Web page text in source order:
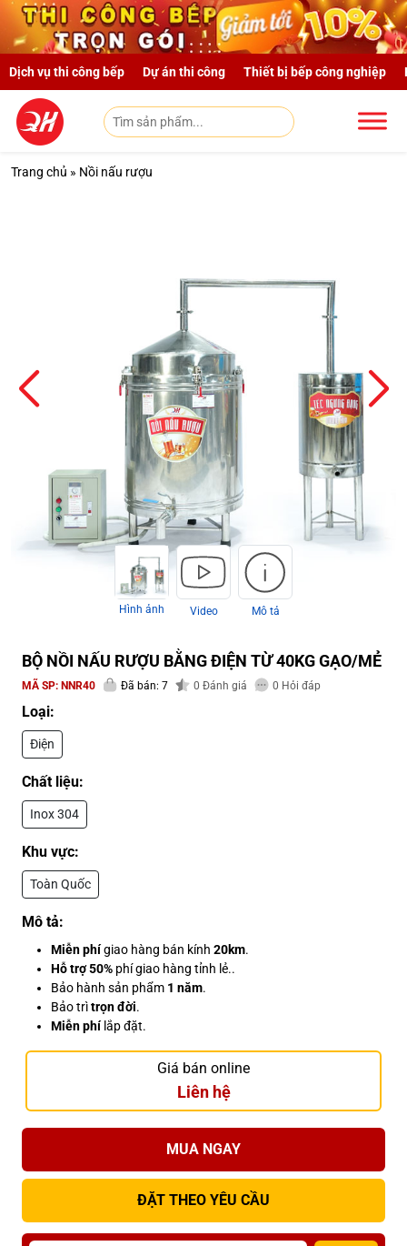
Skip to main content
Dịch vụ thi công bếp Dự án thi công Thiết bị bếp công nghiệp
Trang chủ » Nồi nấu rượu
Hình ảnh Video Mô tả
BỘ NỒI NẤU RƯỢU BẰNG ĐIỆN TỪ 40KG GẠO/MẺ
MÃ SP: NNR40 Đã bán: 7 0 Đánh giá 0 Hỏi đáp
Loại:
Điện
Chất liệu:
Inox 304
Khu vực:
Toàn Quốc
Mô tả:
Miễn phígiao hàng bán kính 20km.
Hỗ trợ 50% phí giao hàng tỉnh lẻ..
Bảo hành sản phẩm 1 năm.
Bảo trìtrọn đời.
Miễn phílắp đặt.
Giá bán online
Liên hệ
MUA NGAY
ĐẶT THEO YÊU CẦU